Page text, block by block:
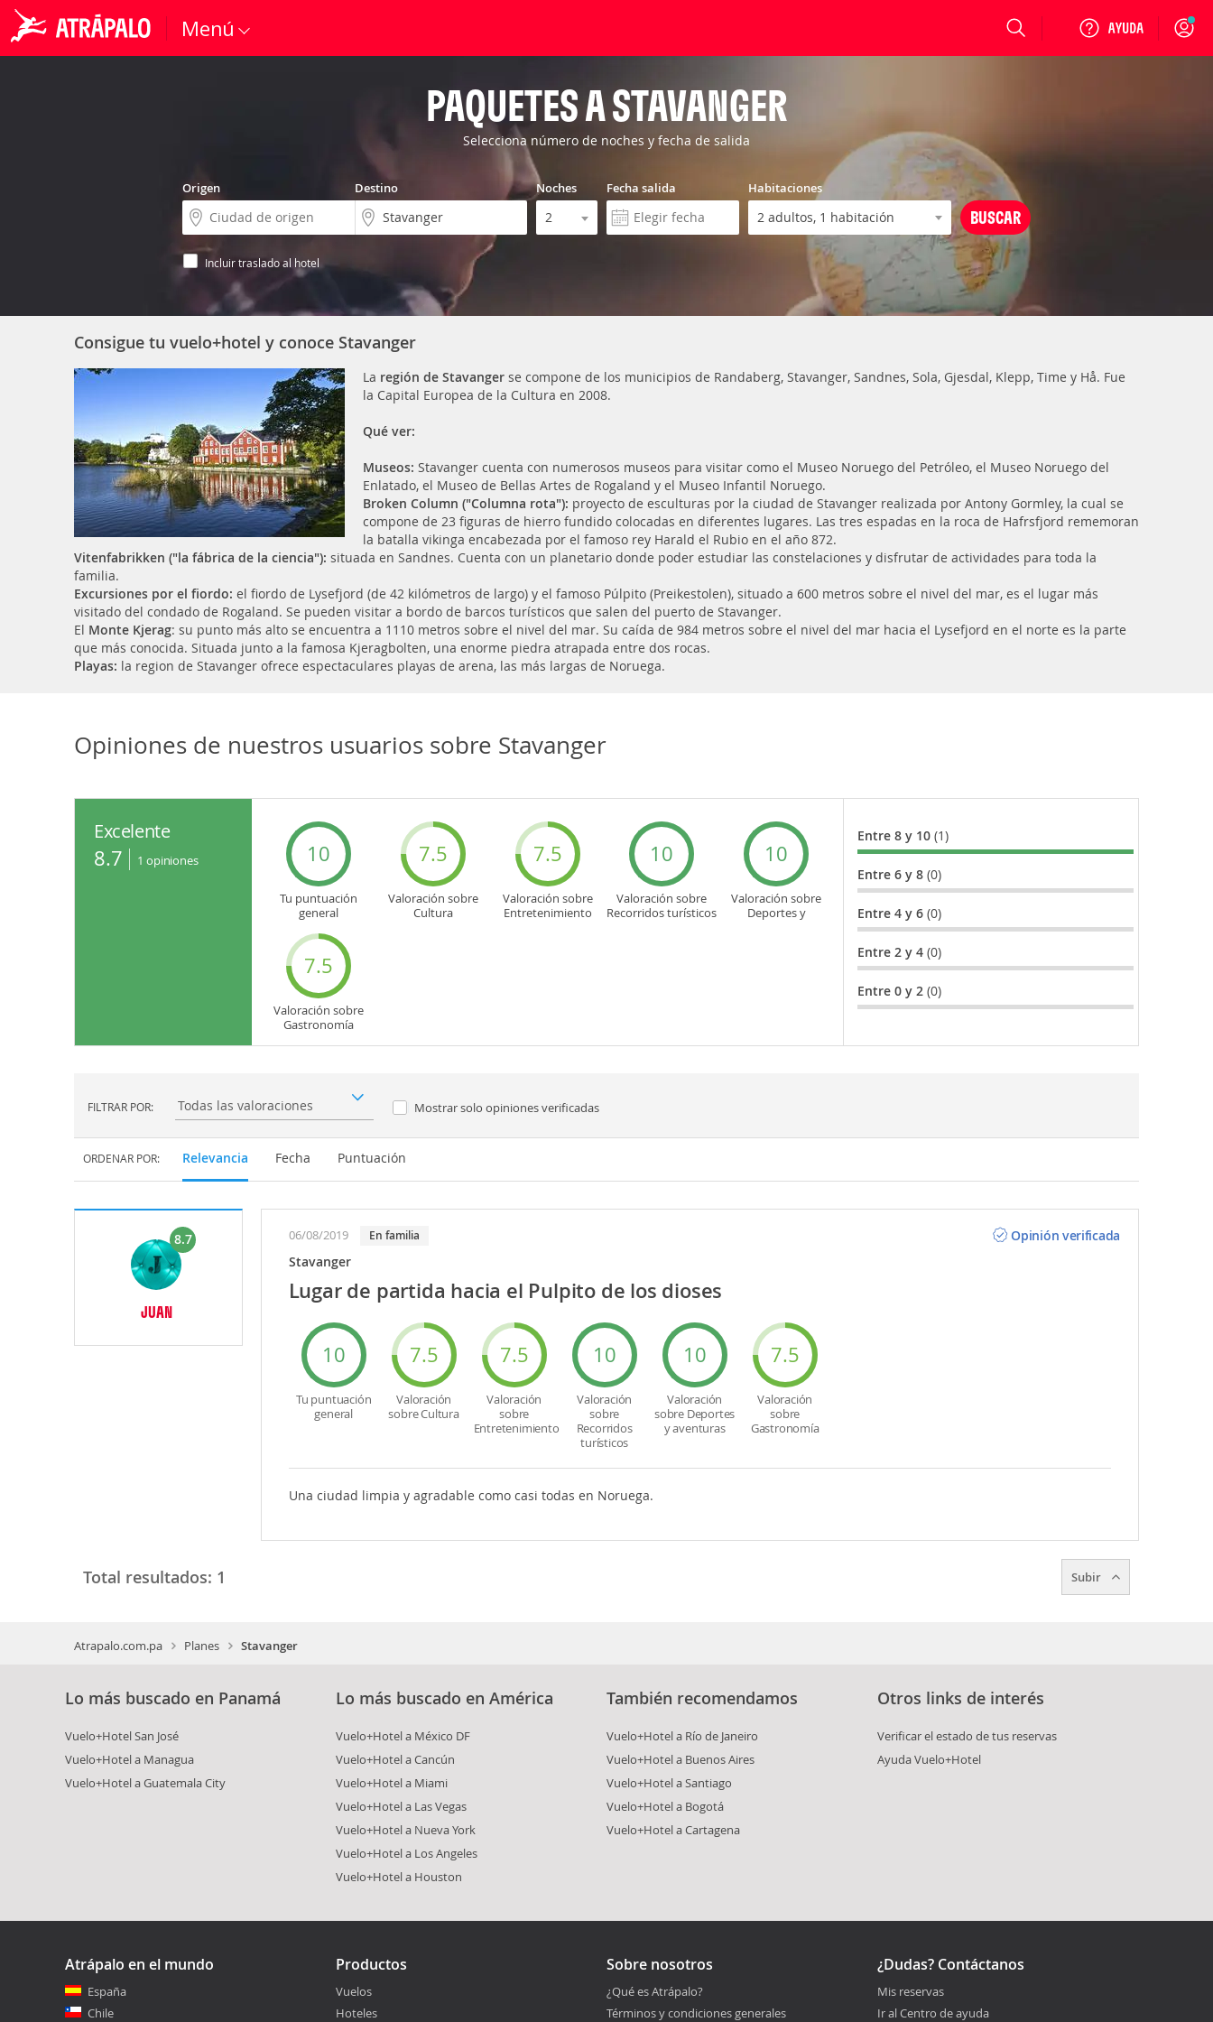
Menú Login
PAQUETES A STAVANGER
Selecciona número de noches y fecha de salida
Origen Destino Noches Fecha salida Habitaciones
Incluir traslado al hotel
Consigue tu vuelo+hotel y conoce Stavanger
La región de Stavanger se compone de los municipios de Randaberg, Stavanger, Sandnes, Sola, Gjesdal, Klepp, Time y Hå. Fue
la Capital Europea de la Cultura en 2008.
Qué ver:
Museos: Stavanger cuenta con numerosos museos para visitar como el Museo Noruego del Petróleo, el Museo Noruego del
Enlatado, el Museo de Bellas Artes de Rogaland y el Museo Infantil Noruego.
Broken Column ("Columna rota"): proyecto de esculturas por la ciudad de Stavanger realizada por Antony Gormley, la cual se
compone de 23 figuras de hierro fundido colocadas en diferentes lugares. Las tres espadas en la roca de Hafrsfjord rememoran
la batalla vikinga encabezada por el famoso rey Harald el Rubio en el año 872.
Vitenfabrikken ("la fábrica de la ciencia"): situada en Sandnes. Cuenta con un planetario donde poder estudiar las constelaciones y disfrutar de actividades para toda la
familia.
Excursiones por el fiordo: el fiordo de Lysefjord (de 42 kilómetros de largo) y el famoso Púlpito (Preikestolen), situado a 600 metros sobre el nivel del mar, es el lugar más
visitado del condado de Rogaland. Se pueden visitar a bordo de barcos turísticos que salen del puerto de Stavanger.
El Monte Kjerag: su punto más alto se encuentra a 1110 metros sobre el nivel del mar. Su caída de 984 metros sobre el nivel del mar hacia el Lysefjord en el norte es la parte
que más conocida. Situada junto a la famosa Kjeragbolten, una enorme piedra atrapada entre dos rocas.
Playas: la region de Stavanger ofrece espectaculares playas de arena, las más largas de Noruega.
Opiniones de nuestros usuarios sobre Stavanger
Excelente
8.7 1 opiniones 10
Tu puntuación
general
7.5
Valoración sobre
Cultura
7.5
Valoración sobre
Entretenimiento
10
Valoración sobre
Recorridos turísticos
10
Valoración sobre
Deportes y
7.5
Valoración sobre
Gastronomía
Entre 8 y 10 (1)
Entre 6 y 8 (0)
Entre 4 y 6 (0)
Entre 2 y 4 (0)
Entre 0 y 2 (0)
FILTRAR POR: Filtrar por: Mostrar solo opiniones verificadas
ORDENAR POR: Relevancia Fecha Puntuación
8.7
JUAN
06/08/2019 En familia
Opinión verificada
Stavanger
Lugar de partida hacia el Pulpito de los dioses
10
Tu puntuación
general
7.5
Valoración
sobre Cultura
7.5
Valoración
sobre
Entretenimiento
10
Valoración
sobre
Recorridos
turísticos
10
Valoración
sobre Deportes
y aventuras
7.5
Valoración
sobre
Gastronomía
Una ciudad limpia y agradable como casi todas en Noruega.
Total resultados: 1 Subir
Atrapalo.com.pa Planes Stavanger
Lo más buscado en Panamá
Vuelo+Hotel San José
Vuelo+Hotel a Managua
Vuelo+Hotel a Guatemala City
Lo más buscado en América
Vuelo+Hotel a México DF
Vuelo+Hotel a Cancún
Vuelo+Hotel a Miami
Vuelo+Hotel a Las Vegas
Vuelo+Hotel a Nueva York
Vuelo+Hotel a Los Angeles
Vuelo+Hotel a Houston
También recomendamos
Vuelo+Hotel a Río de Janeiro
Vuelo+Hotel a Buenos Aires
Vuelo+Hotel a Santiago
Vuelo+Hotel a Bogotá
Vuelo+Hotel a Cartagena
Otros links de interés
Verificar el estado de tus reservas
Ayuda Vuelo+Hotel
Atrápalo en el mundo
España
Chile
Productos
Vuelos
Hoteles
Sobre nosotros
¿Qué es Atrápalo?
Términos y condiciones generales
¿Dudas? Contáctanos
Mis reservas
Ir al Centro de ayuda